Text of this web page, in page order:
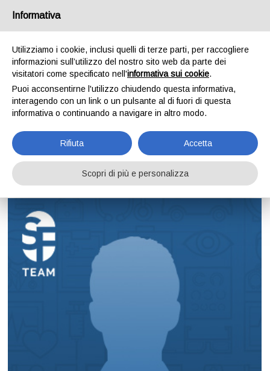
RSA Angelina e Angelo Pozzoli - Legnano
Informativa
Utilizziamo i cookie, inclusi quelli di terze parti, per raccogliere
informazioni sull’utilizzo del nostro sito web da parte dei
visitatori come specificato nell'informativa sui cookie.
Puoi acconsentirne l'utilizzo chiudendo questa informativa,
interagendo con un link o un pulsante al di fuori di questa
informativa o continuando a navigare in altro modo.
Rifiuta Accetta
Scopri di più e personalizza